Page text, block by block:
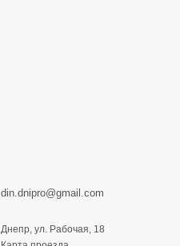
din.dnipro@gmail.com
Днепр, ул. Рабочая, 18